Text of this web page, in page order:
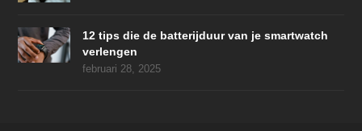
12 tips die de batterijduur van je smartwatch
verlengen
februari 28, 2025